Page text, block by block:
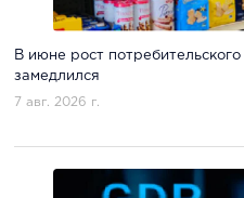
В июне рост
замедлился
7 авг. 2026 г.